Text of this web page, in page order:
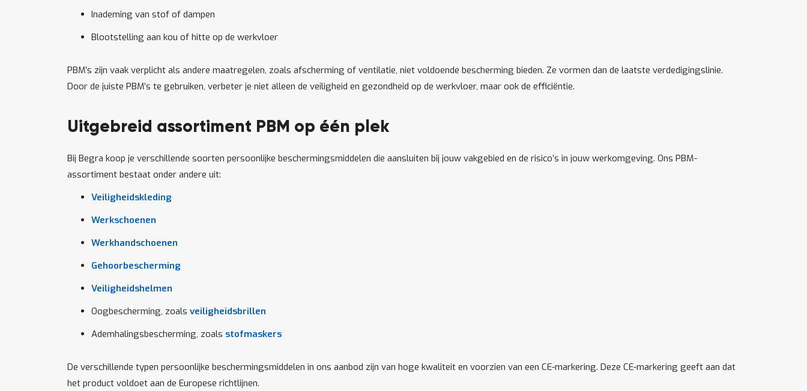
Inademing van stof of dampen
Blootstelling aan kou of hitte op de werkvloer
PBM’s zijn vaak verplicht als andere maatregelen, zoals afscherming of ventilatie, niet voldoende bescherming bieden. Ze vormen dan de laatste verdedigingslinie.
Door de juiste PBM’s te gebruiken, verbeter je niet alleen de veiligheid en gezondheid op de werkvloer, maar ook de efficiëntie.
Uitgebreid assortiment PBM op één plek
Bij Begra koop je verschillende soorten persoonlijke beschermingsmiddelen die aansluiten bij jouw vakgebied en de risico’s in jouw werkomgeving. Ons PBM-
assortiment bestaat onder andere uit:
Veiligheidskleding
Werkschoenen
Werkhandschoenen
Gehoorbescherming
Veiligheidshelmen
Oogbescherming, zoals veiligheidsbrillen
Ademhalingsbescherming, zoals stofmaskers
De verschillende typen persoonlijke beschermingsmiddelen in ons aanbod zijn van hoge kwaliteit en voorzien van een CE-markering. Deze CE-markering geeft aan dat
het product voldoet aan de Europese richtlijnen.